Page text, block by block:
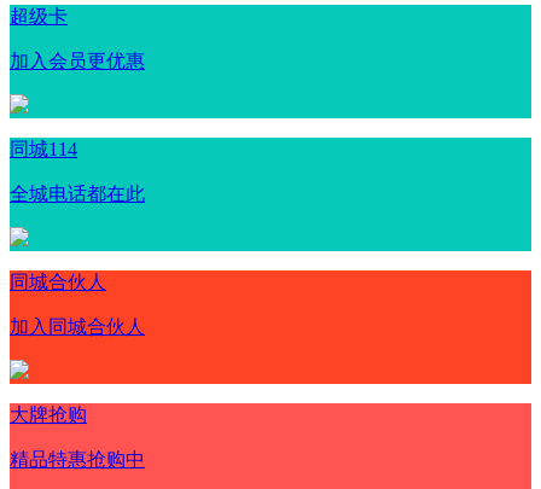
超级卡
加入会员更优惠
同城114
全城电话都在此
同城合伙人
加入同城合伙人
大牌抢购
精品特惠抢购中